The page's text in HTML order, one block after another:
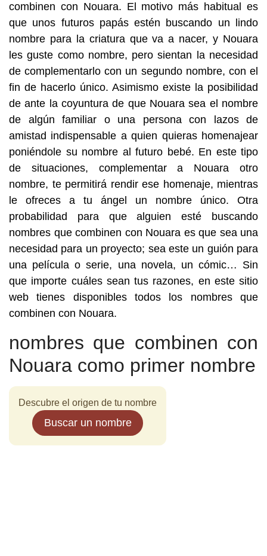
combinen con Nouara. El motivo más habitual es
que unos futuros papás estén buscando un lindo
nombre para la criatura que va a nacer, y Nouara
les guste como nombre, pero sientan la necesidad
de complementarlo con un segundo nombre, con el
fin de hacerlo único. Asimismo existe la posibilidad
de ante la coyuntura de que Nouara sea el nombre
de algún familiar o una persona con lazos de
amistad indispensable a quien quieras homenajear
poniéndole su nombre al futuro bebé. En este tipo
de situaciones, complementar a Nouara otro
nombre, te permitirá rendir ese homenaje, mientras
le ofreces a tu ángel un nombre único. Otra
probabilidad para que alguien esté buscando
nombres que combinen con Nouara es que sea una
necesidad para un proyecto; sea este un guión para
una película o serie, una novela, un cómic… Sin
que importe cuáles sean tus razones, en este sitio
web tienes disponibles todos los nombres que
combinen con Nouara.
nombres que combinen con
Nouara como primer nombre
Descubre el origen de tu nombre
Buscar un nombre